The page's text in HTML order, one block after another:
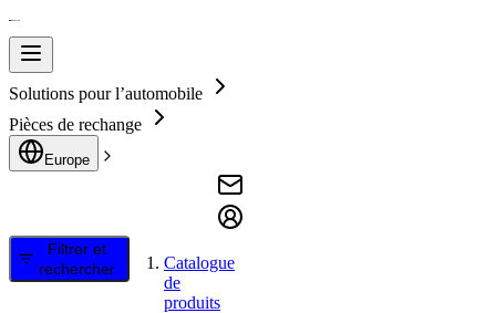
Solutions pour l’automobile
Pièces de rechange
Europe
Filtrer et
rechercher
Catalogue
de
produits